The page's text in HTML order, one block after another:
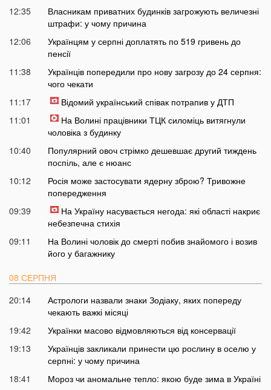
12:35
Власникам приватних будинків загрожують величезні
штрафи: у чому причина
12:06
Українцям у серпні доплатять по 519 гривень до
пенсії
11:38
Українців попередили про нову загрозу до 24 серпня:
чого чекати
11:17
Відомий український співак потрапив у ДТП
11:01
На Волині працівники ТЦК силоміць витягнули
чоловіка з будинку
10:40
Популярний овоч стрімко дешевшає другий тиждень
поспіль, але є нюанс
10:12
Росія може застосувати ядерну зброю? Тривожне
попередження
09:39
На Україну насувається негода: які області накриє
небезпечна стихія
09:11
На Волині чоловік до смерті побив знайомого і возив
його у багажнику
08 СЕРПНЯ
20:14
Астрологи назвали знаки Зодіаку, яких попереду
чекають важкі місяці
19:42
Українки масово відмовляються від консервації
19:13
Українців закликали принести цю рослину в оселю у
серпні: у чому причина
18:41
Мороз чи аномальне тепло: якою буде зима в Україні